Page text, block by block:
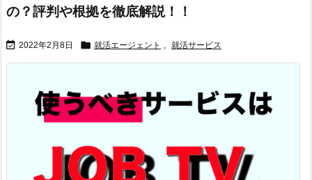
の？評判や根拠を徹底解説！！
 2022年2月8日  就活エージェント 就活サービス